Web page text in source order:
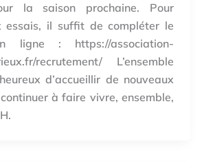
la saison prochaine. Pour
essais, il suffit de compléter le
ligne : https://association-
recrutement/ L’ensemble
d’accueillir de nouveaux
à faire vivre, ensemble,